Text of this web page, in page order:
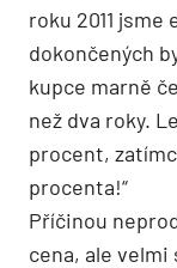
roku 2011 jsme
dokončených
kupce marně
než dva roky.
procent,
procenta!“
Příčinou
cena, ale